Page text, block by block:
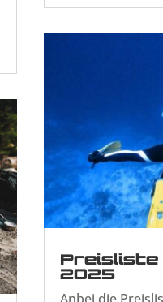
Preisliste
2025